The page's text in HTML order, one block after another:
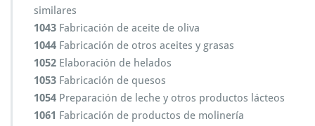
similares
1043 Fabricación de aceite de oliva
1044 Fabricación de otros aceites y grasas
1052 Elaboración de helados
1053 Fabricación de quesos
1054 Preparación de leche y otros productos lácteos
1061 Fabricación de productos de molinería